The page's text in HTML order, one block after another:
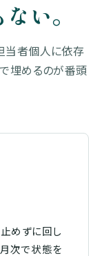
い。
当者個人に依存
埋めるのが番頭
めずに回し
次で状態を